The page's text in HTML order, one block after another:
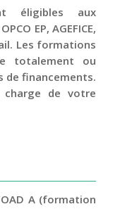
éligibles aux
EP, AGEFICE,
Les formations
totalement ou
de financements.
charge de votre
A (formation